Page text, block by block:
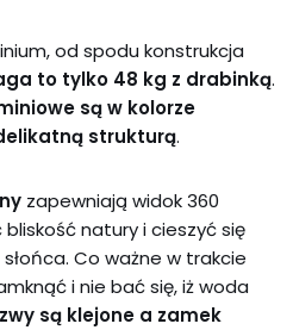
od spodu konstrukcja
to tylko 48 kg z drabinką.
są w kolorze
strukturą.
zapewniają widok 360
natury i cieszyć się
Co ważne w trakcie
i nie bać się, iż woda
są klejone a zamek